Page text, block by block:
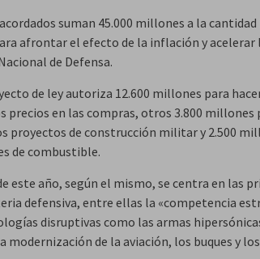
suman 45.000 millones a la
afrontar el efecto de la inflación y
de Defensa.
de ley autoriza 12.600 millones para
precios en las compras, otros 3.800
proyectos de construcción militar y 2.500
de combustible.
este año, según el mismo, se centra en las
defensiva, entre ellas la «competencia
disruptivas como las armas
de la aviación, los buques y